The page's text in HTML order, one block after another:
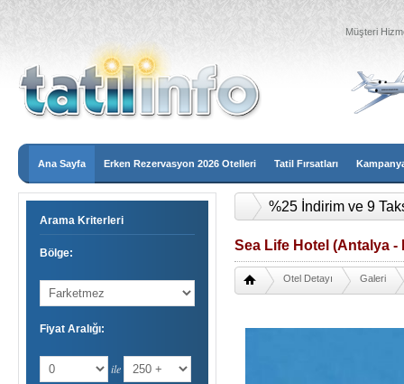
Müşteri
Ana Sayfa Erken Rezervasyon 2026 Otelleri Tatil Fırsatları
Arama Kriterleri
Bölge:
Fiyat Aralığı:
ile
%25 İndirim ve 9
Sea Life Hotel (Antalya -
Otel Detayı Galeri